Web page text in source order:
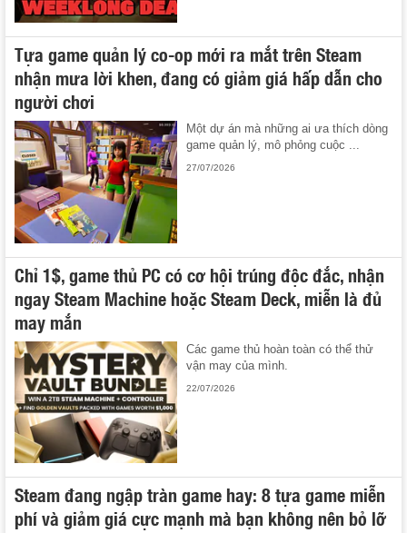
Tựa game quản lý co-op mới ra mắt trên Steam
nhận mưa lời khen, đang có giảm giá hấp dẫn cho
người chơi
Một dự án mà những ai ưa thích dòng
game quản lý, mô phỏng cuộc ...
27/07/2026
Chỉ 1$, game thủ PC có cơ hội trúng độc đắc, nhận
ngay Steam Machine hoặc Steam Deck, miễn là đủ
may mắn
Các game thủ hoàn toàn có thể thử
vận may của mình.
22/07/2026
Steam đang ngập tràn game hay: 8 tựa game miễn
phí và giảm giá cực mạnh mà bạn không nên bỏ lỡ